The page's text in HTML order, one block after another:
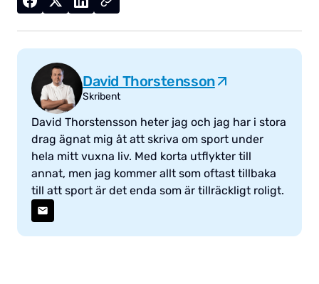
David Thorstensson
Skribent
David Thorstensson heter jag och jag har i stora
drag ägnat mig åt att skriva om sport under
hela mitt vuxna liv. Med korta utflykter till
annat, men jag kommer allt som oftast tillbaka
till att sport är det enda som är tillräckligt roligt.